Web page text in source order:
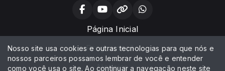
Página Inicial
Programação
Notícias
Nosso site usa cookies e outras tecnologias para que nós e
nossos parceiros possamos lembrar de você e entender
como você usa o site. Ao continuar a navegação neste site